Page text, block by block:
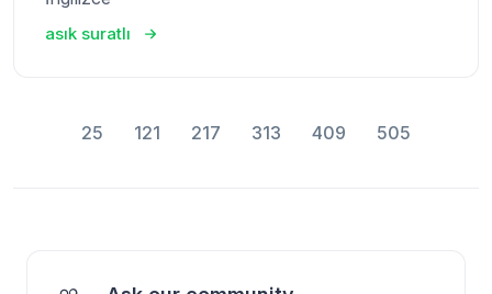
asık suratlı
25 121 217 313 409 505